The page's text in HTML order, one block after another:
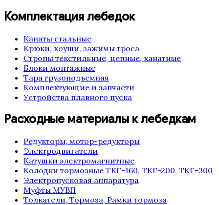
Комплектация лебедок
Канаты стальные
Крюки, коуши, зажимы троса
Стропы текстильные, цепные, канатные
Блоки монтажные
Тара грузоподъемная
Комплектующие и запчасти
Устройства плавного пуска
Расходные материалы к лебедкам
Редукторы, мотор-редукторы
Электродвигатели
Катушки электромагнитные
Колодки тормозные ТКГ-160, ТКГ-200, ТКГ-300
Электропусковая аппаратура
Муфты МУВП
Толкатели, Тормоза, Рамки тормоза